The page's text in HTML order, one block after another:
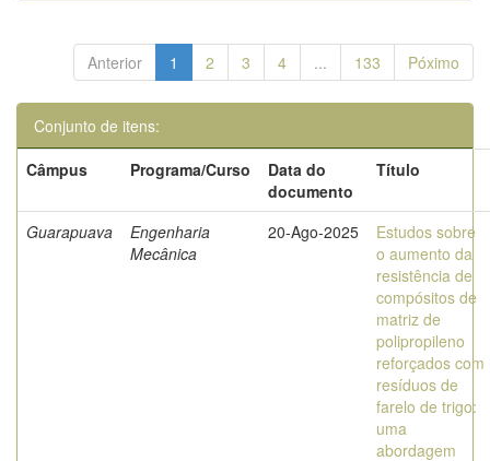
Anterior 1 2 3 4 ... 133 Póximo
Conjunto de itens:
Câmpus
Programa/Curso
Data do
documento
Título
Guarapuava
Engenharia
Mecânica
20-Ago-2025
Estudos sobre
o aumento da
resistência de
compósitos de
matriz de
polipropileno
reforçados com
resíduos de
farelo de trigo:
uma
abordagem